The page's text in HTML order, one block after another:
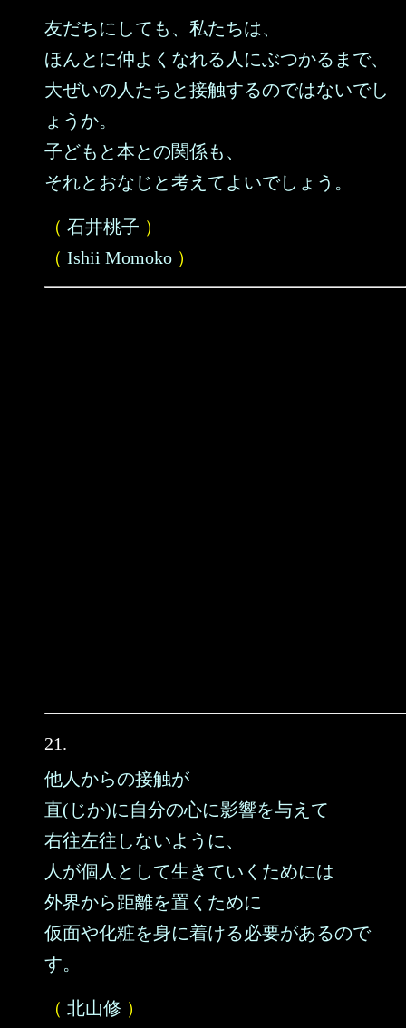
友だちにしても、私たちは、
ほんとに仲よくなれる人にぶつかるまで、
大ぜいの人たちと接触するのではないでし
ょうか。
子どもと本との関係も、
それとおなじと考えてよいでしょう。
（ 石井桃子 ）
（ Ishii Momoko ）
21.
他人からの接触が
直(じか)に自分の心に影響を与えて
右往左往しないように、
人が個人として生きていくためには
外界から距離を置くために
仮面や化粧を身に着ける必要があるので
す。
（ 北山修 ）